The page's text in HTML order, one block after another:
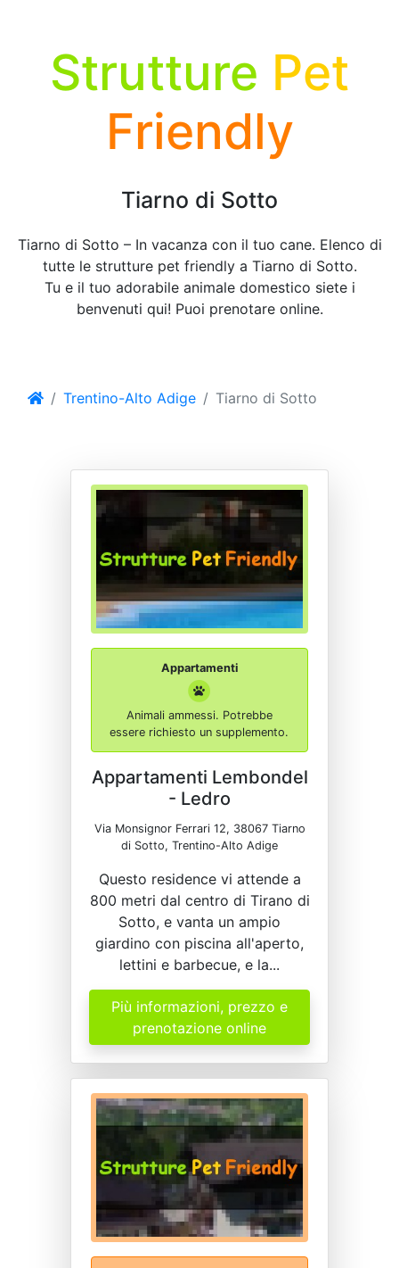
Strutture Pet
Friendly
Tiarno di Sotto
Tiarno di Sotto – In vacanza con il tuo cane. Elenco di
tutte le strutture pet friendly a Tiarno di Sotto.
Tu e il tuo adorabile animale domestico siete i
benvenuti qui! Puoi prenotare online.
Trentino-Alto Adige Tiarno di Sotto
Appartamenti
Animali ammessi. Potrebbe
essere richiesto un supplemento.
Appartamenti Lembondel
- Ledro
Via Monsignor Ferrari 12, 38067 Tiarno
di Sotto, Trentino-Alto Adige
Questo residence vi attende a
800 metri dal centro di Tirano di
Sotto, e vanta un ampio
giardino con piscina all'aperto,
lettini e barbecue, e la...
Più informazioni, prezzo e
prenotazione online